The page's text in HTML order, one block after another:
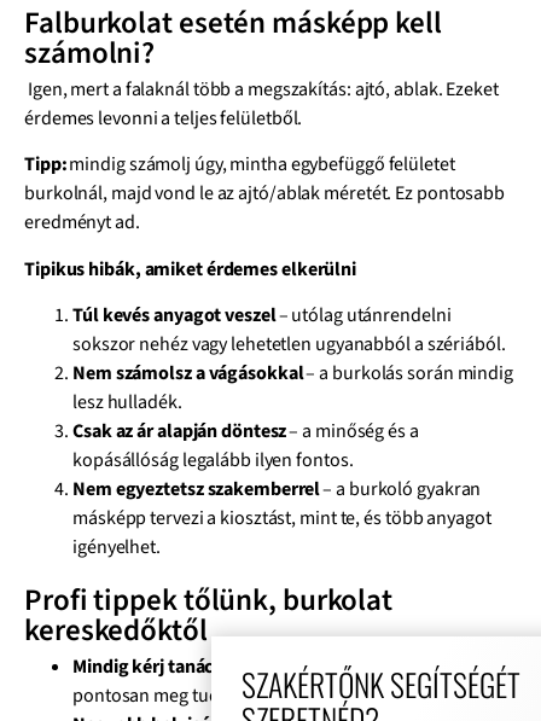
Falburkolat esetén másképp kell
számolni?
Igen, mert a falaknál több a megszakítás: ajtó, ablak. Ezeket
érdemes levonni a teljes felületből.
Tipp:mindig számolj úgy, mintha egybefüggő felületet
burkolnál, majd vond le az ajtó/ablak méretét. Ez pontosabb
eredményt ad.
Tipikus hibák, amiket érdemes elkerülni
Túl kevés anyagot veszel– utólag utánrendelni
sokszor nehéz vagy lehetetlen ugyanabból a szériából.
Nem számolsz a vágásokkal– a burkolás során mindig
lesz hulladék.
Csak az ár alapján döntesz– a minőség és a
kopásállóság legalább ilyen fontos.
Nem egyeztetsz szakemberrel– a burkoló gyakran
másképp tervezi a kiosztást, mint te, és több anyagot
igényelhet.
Profi tippek tőlünk, burkolat
kereskedőktől
Mindig kérj tanácsot burkolótól, mielőtt vásárolsz.Ő
pontosan meg tudja mondani, mennyi anyag kell.
SZAKÉRTŐNK SEGÍTSÉGÉT